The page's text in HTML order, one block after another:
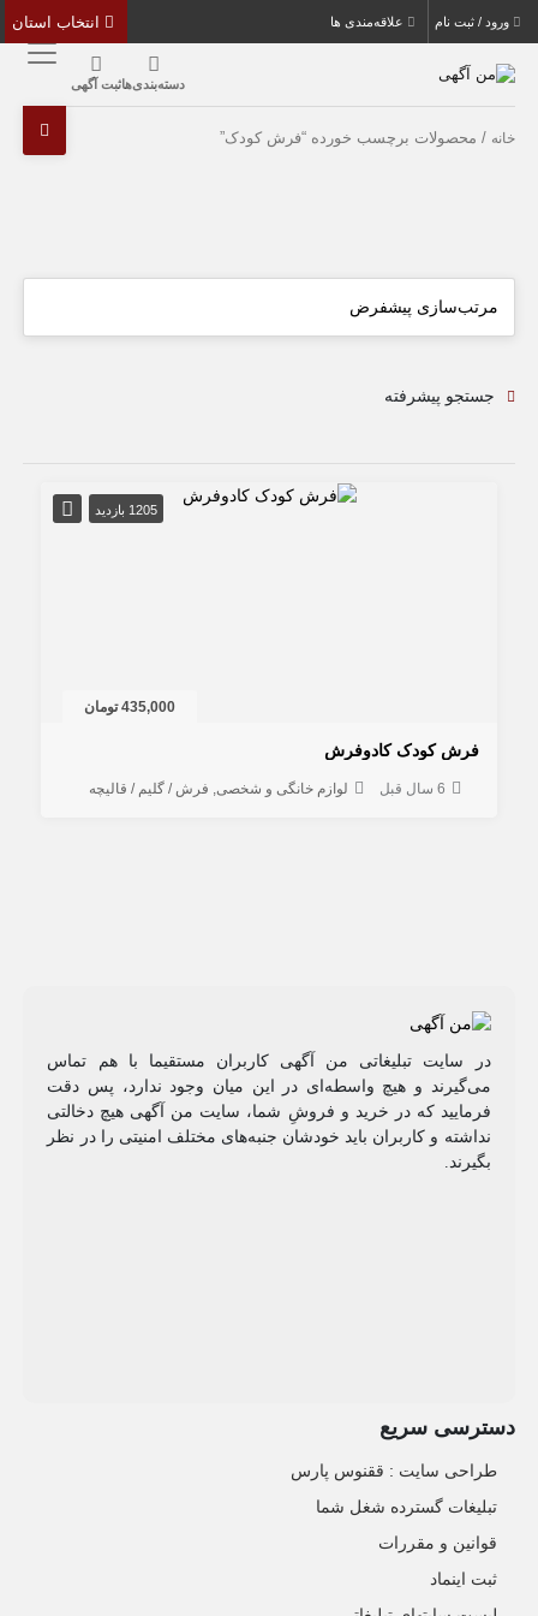
ورود / ثبت نام علاقه‌مندی ها
دسته‌بندی‌هاثبت آگهی
خانه / محصولات برچسب خورده “فرش کودک”
جستجو پیشرفته
1205 بازدید
435,000 تومان
فرش کودک کادوفرش
6 سال قبل لوازم خانگی و شخصی فرش / گلیم / قالیچه
در سایت تبلیغاتی من آگهی کاربران مستقیما با هم تماس
می‌گیرند و هیچ واسطه‌ای در این میان وجود ندارد، پس دقت
فرمایید که در خرید و فروشِ شما، سایت من آگهی هیچ دخالتی
نداشته و کاربران باید خودشان جنبه‌های مختلف امنیتی را در نظر
بگیرند.
دسترسی سریع
طراحی سایت :‌ ققنوس پارس
تبلیغات گسترده شغل شما
قوانین و مقررات
ثبت اینماد